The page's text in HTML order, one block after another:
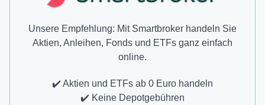
Unsere Empfehlung: Mit Smartbroker handeln Sie
Aktien, Anleihen, Fonds und ETFs ganz einfach
online.
✔️ Aktien und ETFs ab 0 Euro handeln
✔️ Keine Depotgebühren